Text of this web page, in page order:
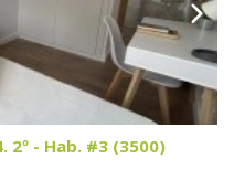
2º - Hab. #3 (3500)